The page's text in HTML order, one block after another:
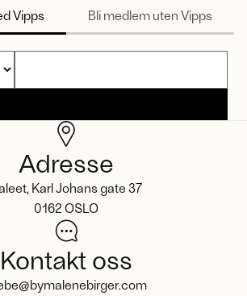
Vipps Bli medlem uten Vipps
Adresse
Karl Johans gate 37
0162 OSLO
Kontakt oss